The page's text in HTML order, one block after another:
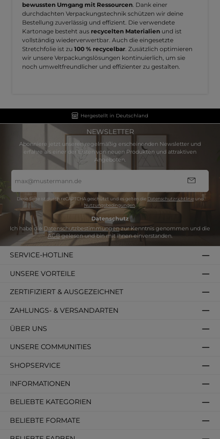
bewussten Umgang mit Ressourcen . Dank einer
durchdachten Verpackungstechnik schützen wir deine
Bestellung zuverlässig und effizient. Die verwendete
Kartonage besteht aus recycelten Materialien und ist
vollständig wiederverwertbar. Auch die eingesetzte
Stretchfolie ist zu 100 % recycelbar . Zusätzlich optimieren
wir unsere Verpackungslösungen kontinuierlich, um sie
noch umweltfreundlicher und effizienter zu gestalten.
Hergestellt in Deutschland
NEWSLETTER
Abonniere jetzt unseren regelmäßig erscheinenden Newsletter und
erfahre als einer der Ersten von neuen Produkten und attraktiven
Angeboten.
Mail-
Adresse
Diese Seite ist durch reCAPTCHA geschützt und es gelten die Datenschutzrichtlinieund
Nutzungsbedingungen
Datenschutz
Ich habe die Datenschutzbestimmungenzur Kenntnis genommen und die
AGBgelesen und bin mit ihnen einverstanden.
SERVICE-HOTLINE
SHOPSERVICE
INFORMATIONEN
BELIEBTE KATEGORIEN
BELIEBTE FORMATE
ZAHLUNGS- & VERSANDARTEN
ÜBER UNS
ZERTIFIZIERT & AUSGEZEICHNET
UNSERE VORTEILE
UNSERE COMMUNITIES